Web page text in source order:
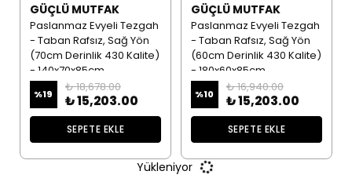
GÜÇLÜ MUTFAK
Paslanmaz Evyeli Tezgah
- Taban Rafsız, Sağ Yön
(70cm Derinlik 430 Kalite)
- 140x70x85cm
%19
₺ 18,678.00
₺ 15,203.00
SEPETE EKLE
GÜÇLÜ MUTFAK
Paslanmaz Evyeli Tezgah
- Taban Rafsız, Sağ Yön
(60cm Derinlik 430 Kalite)
- 180x60x85cm
%10
₺ 16,940.00
₺ 15,203.00
SEPETE EKLE
Yükleniyor